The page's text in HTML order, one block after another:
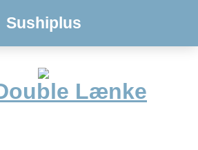
Sushiplus
Lænke